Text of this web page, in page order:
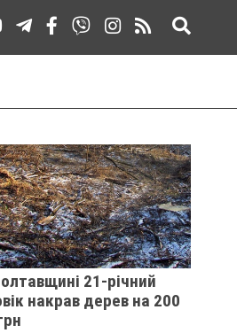
21-річний
накрав дерев на 200